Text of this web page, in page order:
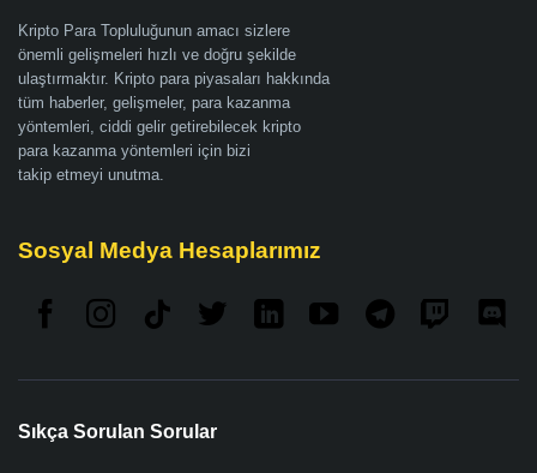
Kripto Para Topluluğunun amacı sizlere
önemli gelişmeleri hızlı ve doğru şekilde
ulaştırmaktır. Kripto para piyasaları hakkında
tüm haberler, gelişmeler, para kazanma
yöntemleri, ciddi gelir getirebilecek kripto
para kazanma yöntemleri için bizi
takip etmeyi unutma.
Sosyal Medya Hesaplarımız
Sıkça Sorulan Sorular